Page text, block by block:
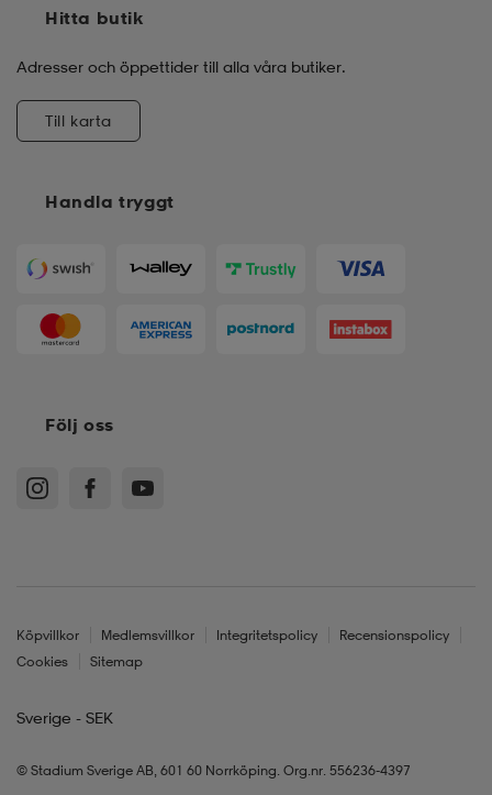
Handla tryggt
Hitta butik
Adresser och öppettider till alla våra butiker.
Till karta
Följ oss
Köpvillkor Medlemsvillkor Integritetspolicy
Recensionspolicy
Cookies
Sitemap
Sverige - SEK
© Stadium Sverige AB, 601 60 Norrköping. Org.nr. 556236-4397